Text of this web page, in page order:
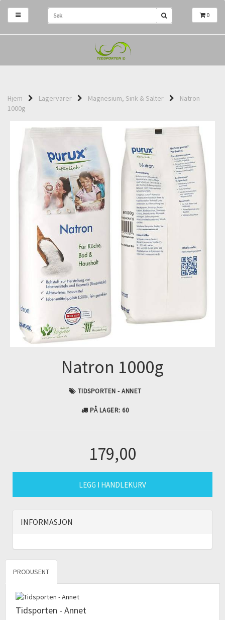
0
Hjem Lagervarer Magnesium, Sink & Salter
Natron
1000g
Natron 1000g
TIDSPORTEN - ANNET
PÅ LAGER: 60
179,00
LEGG I HANDLEKURV
INFORMASJON
PRODUSENT
Tidsporten - Annet